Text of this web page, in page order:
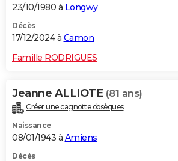
23/10/1980 à Longwy
Décès
17/12/2024 à Camon
Famille RODRIGUES
Jeanne ALLIOTE (81 ans)
Créer une cagnotte obsèques
Naissance
08/01/1943 à Amiens
Décès